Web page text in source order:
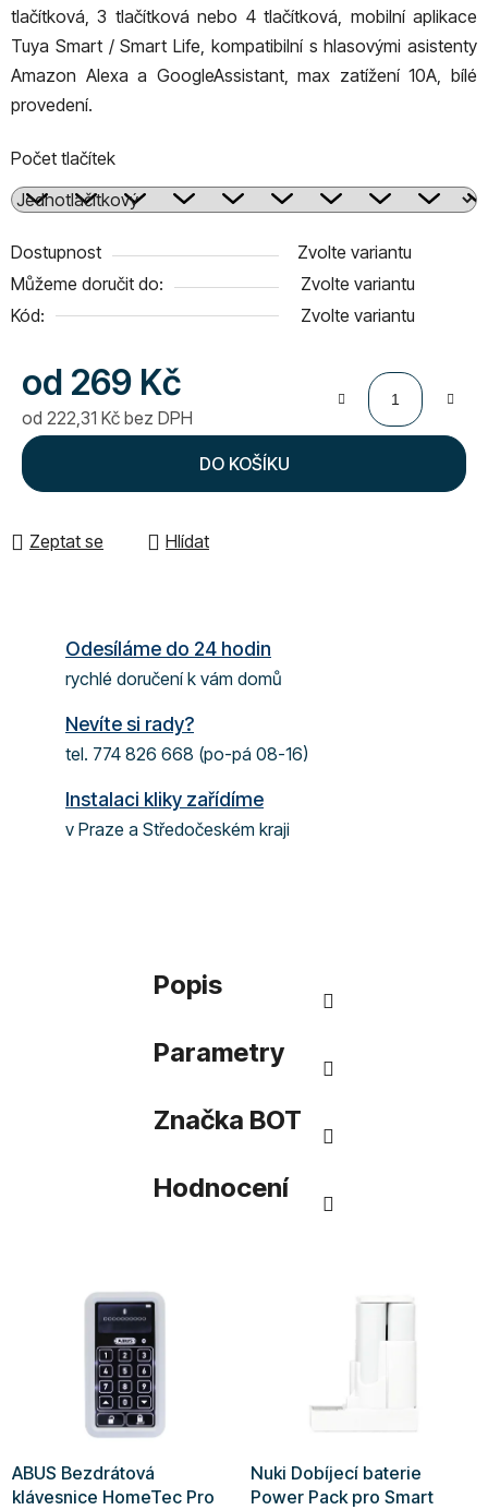
tlačítková, 3 tlačítková nebo 4 tlačítková, mobilní aplikace
Tuya Smart / Smart Life, kompatibilní s hlasovými asistenty
Amazon Alexa a GoogleAssistant, max zatížení 10A, bílé
provedení.
Počet tlačítek
Dostupnost
Zvolte variantu
Můžeme doručit do:
Zvolte variantu
Kód:
Zvolte variantu
od 269 Kč
od 222,31 Kč bez DPH
Měrná cena:
DO KOŠÍKU
Zeptat se Hlídat
Odesíláme do 24 hodin
rychlé doručení k vám domů
Nevíte si rady?
tel. 774 826 668 (po-pá 08-16)
Instalaci kliky zařídíme
v Praze a Středočeském kraji
Popis
Parametry
Značka BOT
Hodnocení
ABUS Bezdrátová
klávesnice HomeTec Pro
Nuki Dobíjecí baterie
Power Pack pro Smart